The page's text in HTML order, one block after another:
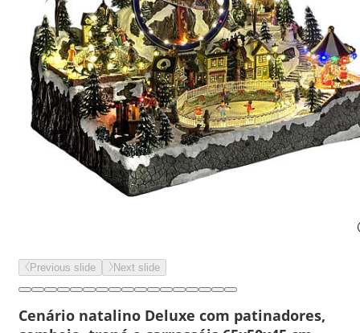
Previous slide Next slide
Cenário natalino Deluxe com patinadores,